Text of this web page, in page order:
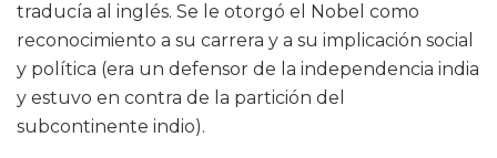
traducía al inglés. Se le otorgó el Nobel como
reconocimiento a su carrera y a su implicación social
y política (era un defensor de la independencia india
y estuvo en contra de la partición del
subcontinente indio).